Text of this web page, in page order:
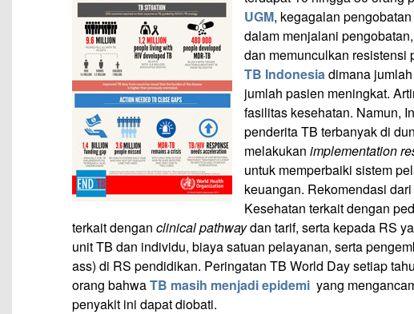
UGM, kegagalan
dalam menjalani
dan memunculkan resistensi
TB Indonesiadimana
jumlah pasien meningkat.
fasilitas kesehatan. Namun,
penderita TB terbanyak di
melakukan implementation
untuk memperbaiki sistem
keuangan. Rekomendasi
Kesehatan terkait dengan
terkait dengan clinical pathwaydan tarif, serta kepada RS
unit TB dan individu, biaya satuan pelayanan, serta
ass) di RS pendidikan. Peringatan TB World Day setiap
orang bahwaTB masih menjadi epidemi yang
penyakit ini dapat diobati.